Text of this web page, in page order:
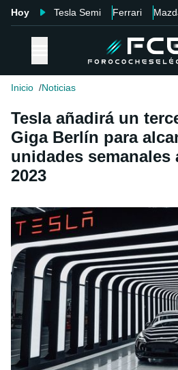
Hoy Tesla Semi Ferrari
Inicio Noticias
Tesla añadirá un
Giga Berlín para
unidades
2023